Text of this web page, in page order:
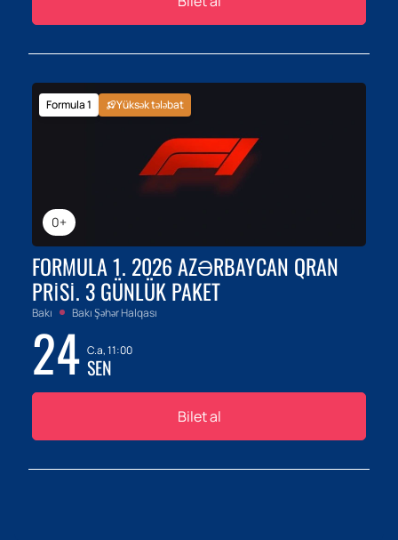
0+
Formula 1 Yüksək tələbat
FORMULA 1. 2026 AZƏRBAYCAN QRAN
PRISI. 3 GÜNLÜK PAKET
Bakı Bakı Şəhər Halqası
24 C.a, 11:00
SEN
Bilet al